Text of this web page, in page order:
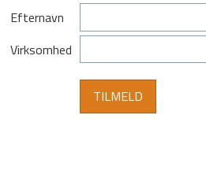
Efternavn
Virksomhed